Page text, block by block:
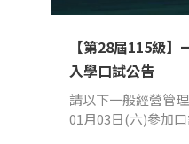
【第28屆115級
入學口試公告
請以下一般經營管
01月03日(六)參加